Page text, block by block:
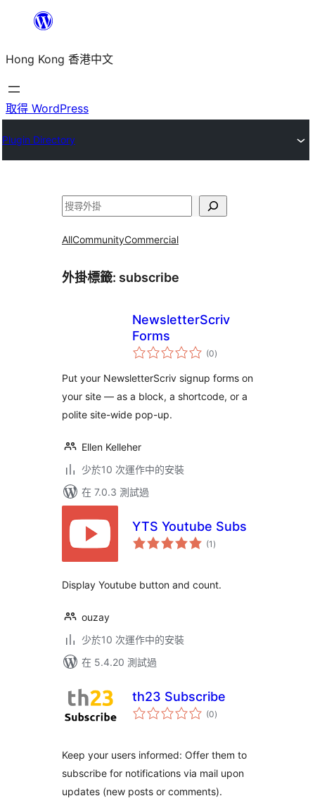
主
要
內
Hong Kong 香港中文
取得 WordPress
Plugin Directory
搜
AllCommunityCommercial
外掛標籤: subscribe
NewsletterScriv
Forms
(0總
評)
Put your NewsletterScriv signup forms on
your site — as a block, a shortcode, or a
polite site-wide pop-up.
Ellen Kelleher
少於10 次運作中的安裝
在 7.0.3 測試過
YTS Youtube Subs
(1 總
評)
Display Youtube button and count.
ouzay
少於10 次運作中的安裝
在 5.4.20 測試過
th23 Subscribe
(0總
評)
Keep your users informed: Offer them to
subscribe for notifications via mail upon
updates (new posts or comments).